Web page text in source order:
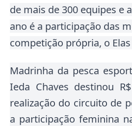
de mais de 300 equipes e
ano é a participação das
competição própria, o
Madrinha da pesca
Ieda Chaves destinou
realização do circuito de
a participação feminina